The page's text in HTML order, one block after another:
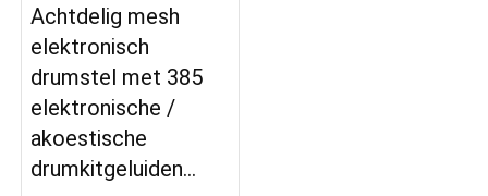
Achtdelig mesh
elektronisch
drumstel met 385
elektronische /
akoestische
drumkitgeluiden…